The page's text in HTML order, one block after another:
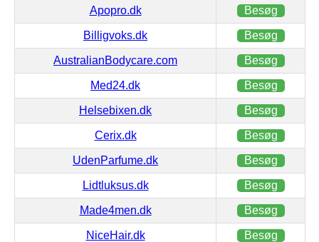
Apopro.dk Besøg
Billigvoks.dk Besøg
AustralianBodycare.com Besøg
Med24.dk Besøg
Helsebixen.dk Besøg
Cerix.dk Besøg
UdenParfume.dk Besøg
Lidtluksus.dk Besøg
Made4men.dk Besøg
NiceHair.dk Besøg